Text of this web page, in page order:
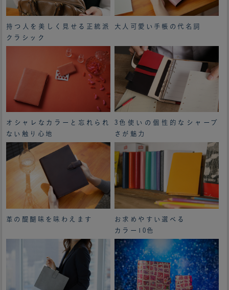
持つ人を美しく見せる正統派
クラシック
大人可愛い手帳の代名詞
オシャレなカラーと忘れられ
ない触り心地
3色使いの個性的なシャープ
さが魅力
革の醍醐味を味わえます
お求めやすい選べる
カラー10色